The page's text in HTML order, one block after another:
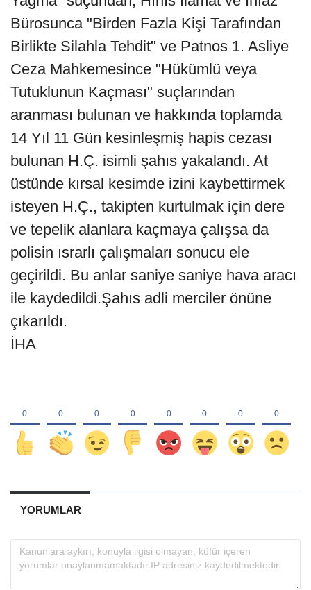
Bürosunca "Birden Fazla Kişi Tarafından
Birlikte Silahla Tehdit" ve Patnos 1. Asliye
Ceza Mahkemesince "Hükümlü veya
Tutuklunun Kaçması" suçlarından
aranması bulunan ve hakkında toplamda
14 Yıl 11 Gün kesinleşmiş hapis cezası
bulunan H.Ç. isimli şahıs yakalandı. At
üstünde kırsal kesimde izini kaybettirmek
isteyen H.Ç., takipten kurtulmak için dere
ve tepelik alanlara kaçmaya çalışsa da
polisin ısrarlı çalışmaları sonucu ele
geçirildi. Bu anlar saniye saniye hava aracı
ile kaydedildi.Şahıs adli merciler önüne
çıkarıldı.
İHA
YORUMLAR